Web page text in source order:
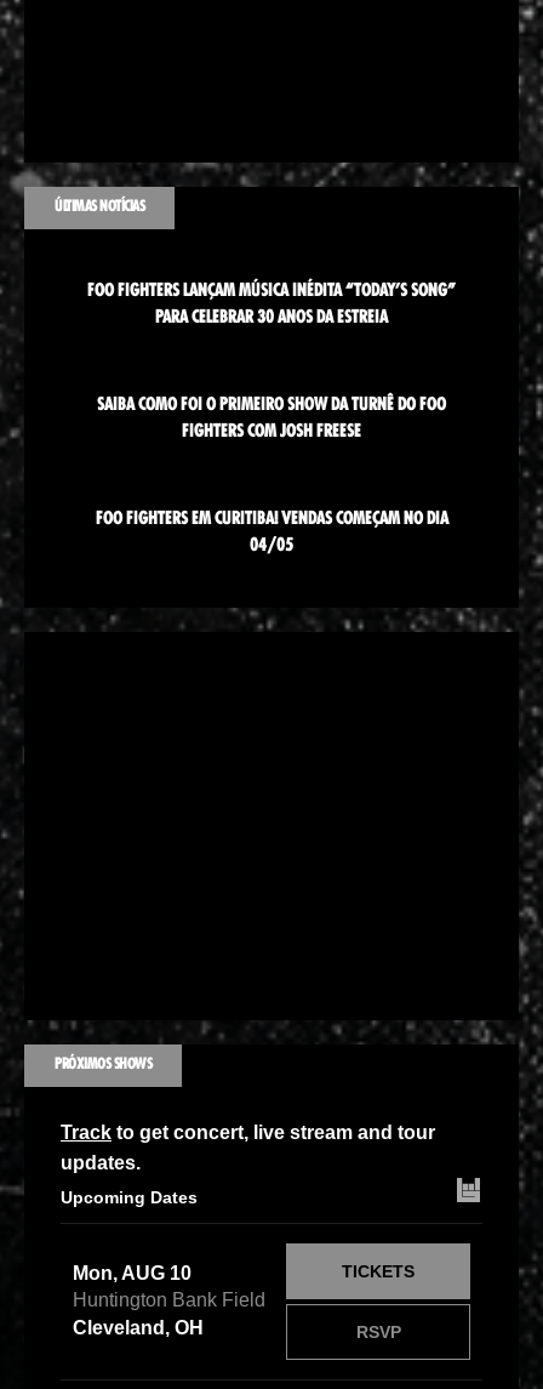
ÚLTIMAS NOTÍCIAS
FOO FIGHTERS LANÇAM MÚSICA INÉDITA “TODAY’S SONG”
PARA CELEBRAR 30 ANOS DA ESTREIA
SAIBA COMO FOI O PRIMEIRO SHOW DA TURNÊ DO FOO
FIGHTERS COM JOSH FREESE
FOO FIGHTERS EM CURITIBA! VENDAS COMEÇAM NO DIA
04/05
PRÓXIMOS SHOWS
Track to get concert, live stream and tour
updates.
Upcoming Dates
Mon, AUG 10
Huntington Bank Field
Cleveland, OH
RSVP
TICKETS